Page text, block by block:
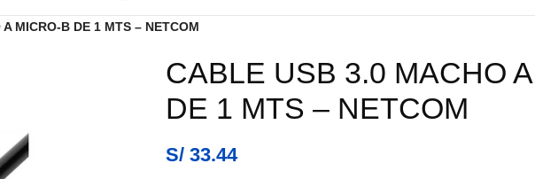
MICRO-B DE 1 MTS – NETCOM
CABLE USB 3.0 MACHO
DE 1 MTS – NETCOM
S/33.44